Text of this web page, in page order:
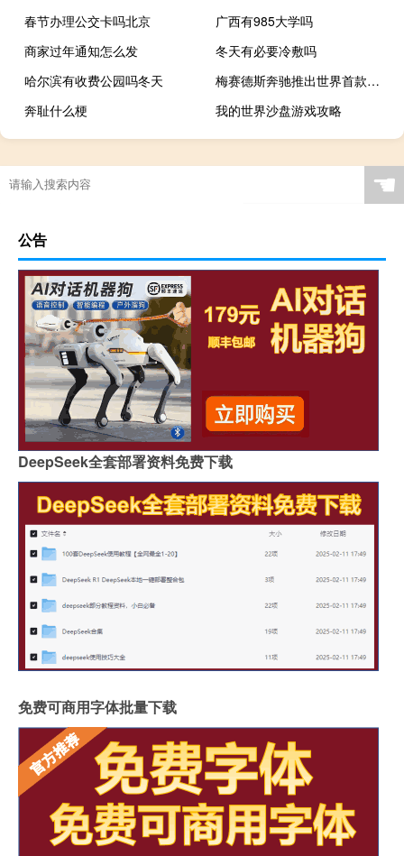
春节办理公交卡吗北京
广西有985大学吗
商家过年通知怎么发
冬天有必要冷敷吗
哈尔滨有收费公园吗冬天
梅赛德斯奔驰推出世界首款氢电混合动力车
奔耻什么梗
我的世界沙盘游戏攻略
☚
公告
DeepSeek全套部署资料免费下载
免费可商用字体批量下载